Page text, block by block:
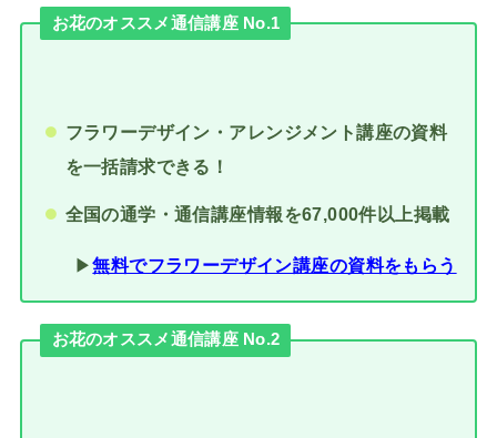
お花のオススメ通信講座 No.1
フラワーデザイン・アレンジメント講座の資料
を一括請求できる！
全国の通学・通信講座情報を67,000件以上掲載
▶︎無料でフラワーデザイン講座の資料をもらう
お花のオススメ通信講座 No.2